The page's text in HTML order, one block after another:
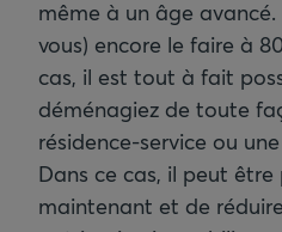
même à un âge
vous) encore le faire à
cas, il est tout à fait
déménagiez de toute
résidence-service ou
Dans ce cas, il peut
maintenant et de